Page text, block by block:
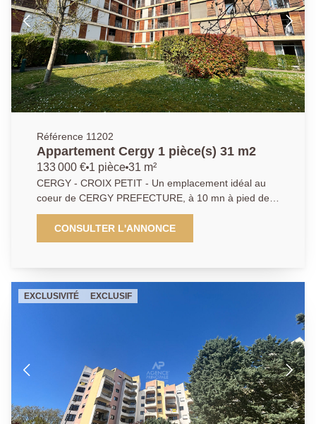
harmonieusement confort et praticité. DPE: En cours.
Référence 11202
Appartement Cergy 1 pièce(s) 31 m2
133 000 € 1 pièce 31 m²
CERGY - CROIX PETIT - Un emplacement idéal au
coeur de CERGY PREFECTURE, à 10 mn à pied de
la gare RER A et à 2 pas des grandes écoles, dans
une belle résidence de standing pour ce bel
appartement studio de 31 m² idéalement agencé,
résidence, cuisine, salle d'eau. Une place de parking
en sous-sol complète ce bien. VENDU LOUÉ. DPE: C
CONSULTER L'ANNONCE
EXCLUSIVITÉ EXCLUSIF